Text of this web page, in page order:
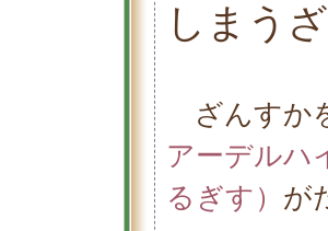
しまう
ざんすか
アーデルハ
るぎす） が